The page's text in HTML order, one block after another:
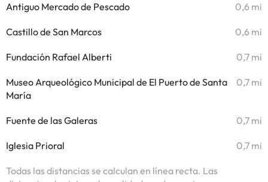
Antiguo Mercado de Pescado 0,6 mi
Castillo de San Marcos 0,6 mi
Fundación Rafael Alberti 0,7 mi
Museo Arqueológico Municipal de El Puerto de Santa
María
0,7 mi
Fuente de las Galeras 0,7 mi
Iglesia Prioral 0,7 mi
Todas las distancias se calculan en línea recta. Las